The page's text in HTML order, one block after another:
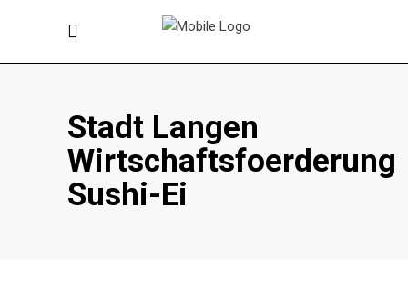
Stadt Langen
Wirtschaftsfoerderung
Sushi-Ei